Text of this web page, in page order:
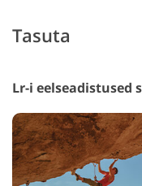
Tasuta
Lr-i eelseadistused